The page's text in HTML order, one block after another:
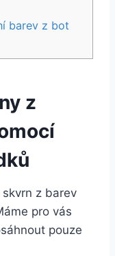
barev z bot
z
z​ barev
pro vás
pouze